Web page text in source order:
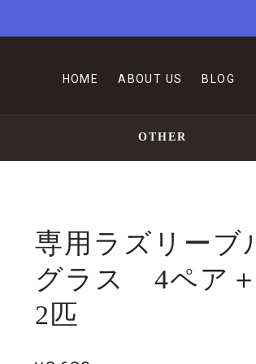
HOME ABOUT US BLOG
OTHER
専用ラズリーブ
グラス 4ペア
2匹